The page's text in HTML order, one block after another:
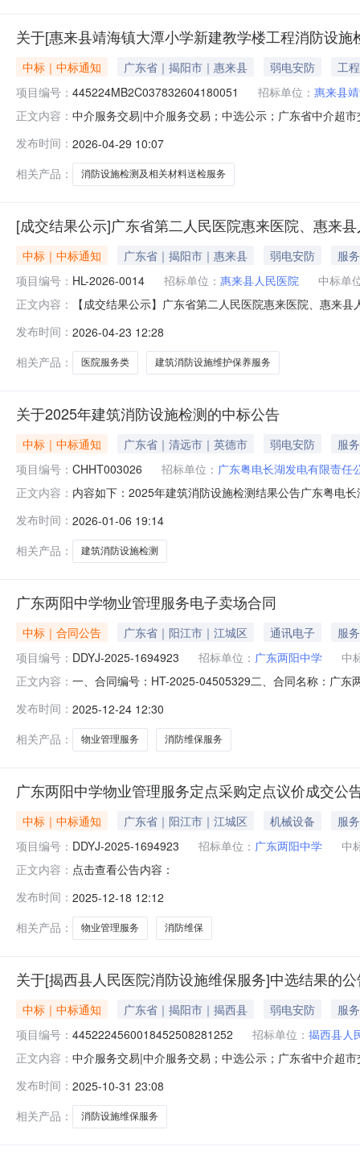
关于[惠来县靖海镇大潭小学新建教学楼工程消防设
中标｜中标通知 广东省｜揭阳市｜惠来县 弱电安防
工程
项目编号： 445224MB2C037832604180051 招标单位： 惠来县
正文内容： 中介服务交易|中介服务交易；中选公示；广东省中介超
金额说明：本项目预算金额暂不做评估与测算，最终以
话：1576
发布时间： 2026-04-29 10:07
相关产品：
消防设施检测及相关材料送检服务
[成交结果公示]广东省第二人民医院惠来医院、惠来
中标｜中标通知 广东省｜揭阳市｜惠来县 弱电安防
服务
项目编号： HL-2026-0014 招标单位： 惠来县人民医院
中标单
正文内容：
【成交结果公示】广东省第二人民医院惠来医院、惠来
位：广东顺泰消防技术服务有限公司此成交结果公示期
6623541纪检室：0663-66
发布时间： 2026-04-23 12:28
相关产品：
医院服务类 建筑消防设施维护保养服务
关于2025年建筑消防设施检测的中标公告
中标｜中标通知 广东省｜清远市｜英德市 弱电安防
服务
项目编号： CHHT003026 招标单位： 广东粤电长湖发电有限责任
正文内容： 内容如下：2025年建筑消防设施检测结果公告广东粤电
发布时间： 2026-01-06 19:14
相关产品：
建筑消防设施检测
广东两阳中学物业管理服务电子卖场合同
中标｜合同公告 广东省｜阳江市｜江城区 通讯电子
服务
项目编号： DDYJ-2025-1694923 招标单位： 广东两阳中学
中
正文内容： 一、合同编号：HT-2025-04505329二、合同名称：广
限公司地址：广州市海珠区北山大征常大街1-4号203联
发布时间： 2025-12-24 12:30
相关产品：
物业管理服务 消防维保服务
广东两阳中学物业管理服务定点采购定点议价成交公
中标｜中标通知 广东省｜阳江市｜江城区 机械设备
服务
项目编号： DDYJ-2025-1694923 招标单位： 广东两阳中学
中
正文内容： 点击查看公告内容：
发布时间： 2025-12-18 12:12
相关产品：
物业管理服务 消防维保
关于[揭西县人民医院消防设施维保服务]中选结果的
中标｜中标通知 广东省｜揭阳市｜揭西县 弱电安防
服务
项目编号： 4452224560018452508281252 招标单位： 揭西县人
正文内容： 中介服务交易|中介服务交易；中选公示；广东省中介超
选取业务单位咨询电话：0663-5592806监督举报：中选
发布时间： 2025-10-31 23:08
相关产品：
消防设施维保服务